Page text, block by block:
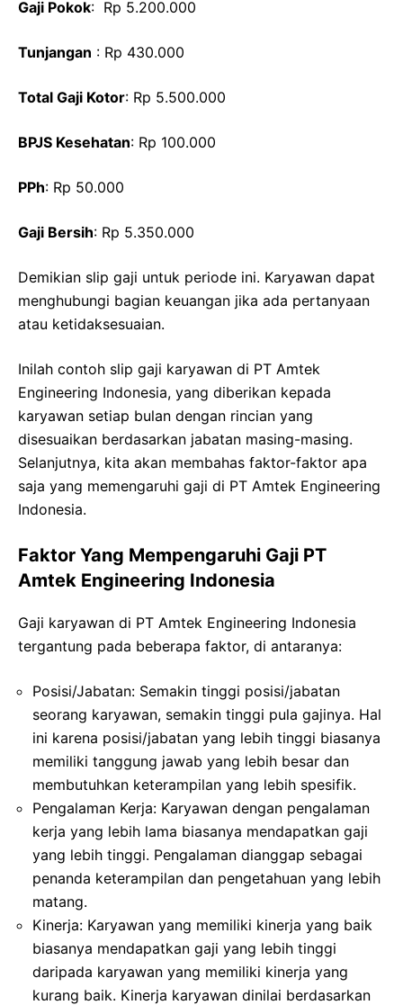
Gaji Pokok: Rp 5.200.000
Tunjangan : Rp 430.000
Total Gaji Kotor: Rp 5.500.000
BPJS Kesehatan: Rp 100.000
PPh: Rp 50.000
Gaji Bersih: Rp 5.350.000
Demikian slip gaji untuk periode ini. Karyawan dapat
menghubungi bagian keuangan jika ada pertanyaan
atau ketidaksesuaian.
Inilah contoh slip gaji karyawan di PT Amtek
Engineering Indonesia, yang diberikan kepada
karyawan setiap bulan dengan rincian yang
disesuaikan berdasarkan jabatan masing-masing.
Selanjutnya, kita akan membahas faktor-faktor apa
saja yang memengaruhi gaji di PT Amtek Engineering
Indonesia.
Faktor Yang Mempengaruhi Gaji PT
Amtek Engineering Indonesia
Gaji karyawan di PT Amtek Engineering Indonesia
tergantung pada beberapa faktor, di antaranya:
Posisi/Jabatan: Semakin tinggi posisi/jabatan
seorang karyawan, semakin tinggi pula gajinya. Hal
ini karena posisi/jabatan yang lebih tinggi biasanya
memiliki tanggung jawab yang lebih besar dan
membutuhkan keterampilan yang lebih spesifik.
Pengalaman Kerja: Karyawan dengan pengalaman
kerja yang lebih lama biasanya mendapatkan gaji
yang lebih tinggi. Pengalaman dianggap sebagai
penanda keterampilan dan pengetahuan yang lebih
matang.
Kinerja: Karyawan yang memiliki kinerja yang baik
biasanya mendapatkan gaji yang lebih tinggi
daripada karyawan yang memiliki kinerja yang
kurang baik. Kinerja karyawan dinilai berdasarkan